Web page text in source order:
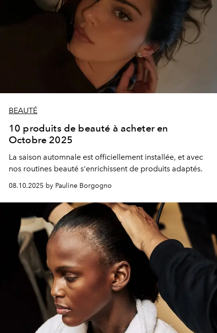
BEAUTÉ
10 produits de beauté à acheter en
Octobre 2025
La saison automnale est officiellement installée, et avec
nos routines beauté s'enrichissent de produits adaptés.
08.10.2025 by Pauline Borgogno